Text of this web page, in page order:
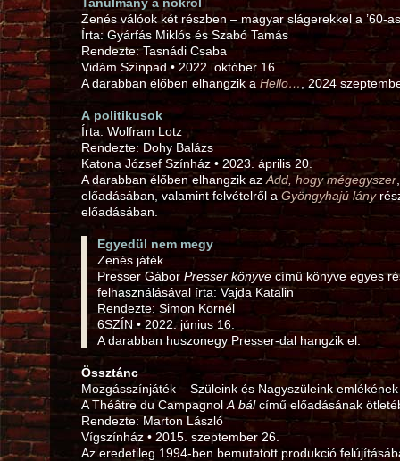
Zenés válóok két részben – magyar slágerekkel a
Írta: Gyárfás Miklós és Szabó Tamás
Rendezte: Tasnádi Csaba
Vidám Színpad • 2022. október 16.
A darabban élőben elhangzik a Hello… , 2024
A politikusok
Írta: Wolfram Lotz
Rendezte: Dohy Balázs
Katona József Színház • 2023. április 20.
A darabban élőben elhangzik az Add, hogy mégegyszer
előadásában, valamint felvételről a Gyöngyhajú lány
előadásában.
Egyedül nem megy
Zenés játék
Presser Gábor Presser könyve című könyve egyes
felhasználásával írta: Vajda Katalin
Rendezte: Simon Kornél
6SZÍN • 2022. június 16.
A darabban huszonegy Presser-dal hangzik el.
Össztánc
Mozgásszínjáték – Szüleink és Nagyszüleink emlékének
A Théâtre du Campagnol A bálcímű előadásának
Rendezte: Marton László
Vígszínház • 2015. szeptember 26.
Az eredetileg 1994‑ben bemutatott produkció